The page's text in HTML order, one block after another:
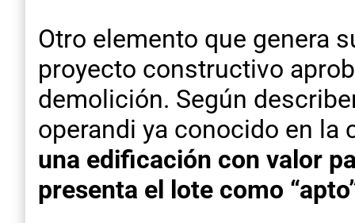
Otro elemento que genera
proyecto constructivo
demolición. Según
operandi ya conocido en la
una edificación con valor
presenta el lote como